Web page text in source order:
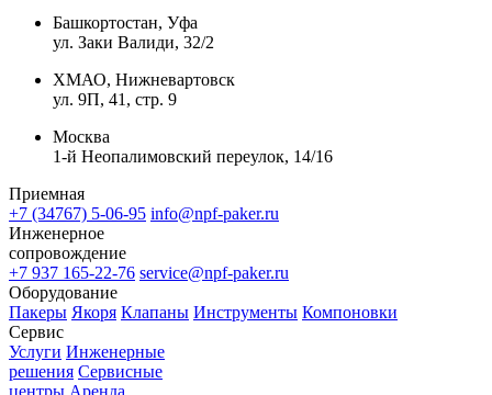
Башкортостан, Уфа
ул. Заки Валиди, 32/2
ХМАО, Нижневартовск
ул. 9П, 41, стр. 9
Москва
1-й Неопалимовский переулок, 14/16
Приемная
+7 (34767) 5-06-95 info@npf-paker.ru
Инженерное
сопровождение
+7 937 165-22-76 service@npf-paker.ru
Оборудование
Пакеры Якоря Клапаны Инструменты Компоновки
Сервис
Услуги Инженерные
решения Сервисные
центры Аренда